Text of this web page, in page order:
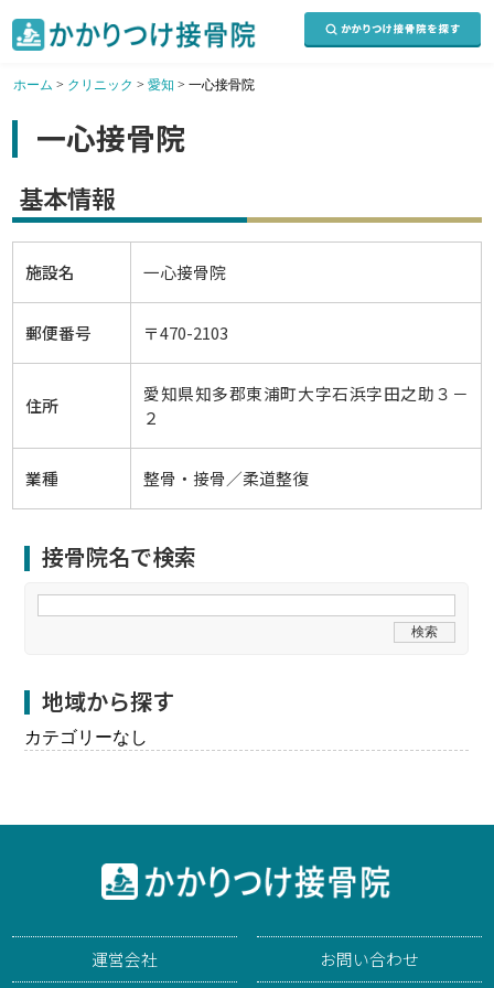
ホーム > クリニック > 愛知 > 一心接骨院
一心接骨院
基本情報
施設名 一心接骨院
郵便番号 〒470-2103
住所
愛知県知多郡東浦町大字石浜字田之助３－
２
業種 整骨・接骨／柔道整復
接骨院名で検索
地域から探す
カテゴリーなし
運営会社 お問い合わせ